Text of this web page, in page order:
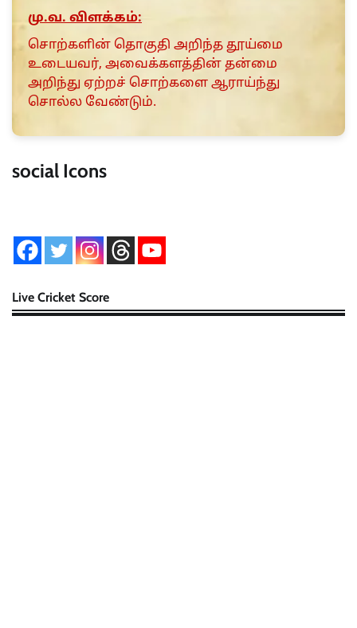
மு.வ. விளக்கம்:
சொற்களின் தொகுதி அறிந்த தூய்மை
உடையவர், அவைக்களத்தின் தன்மை
அறிந்து ஏற்றச் சொற்களை ஆராய்ந்து
சொல்ல வேண்டும்.
social Icons
Live Cricket Score